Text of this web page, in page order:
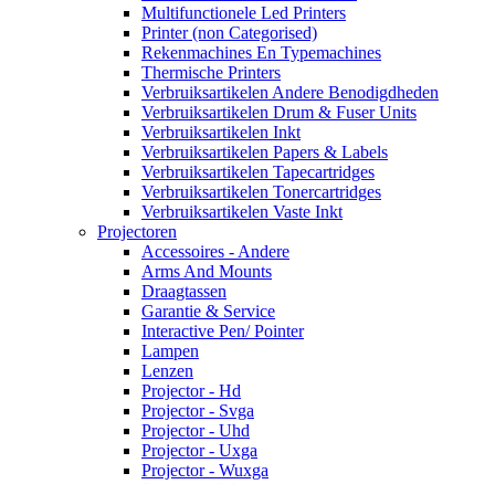
Multifunctionele Led Printers
Printer (non Categorised)
Rekenmachines En Typemachines
Thermische Printers
Verbruiksartikelen Andere Benodigdheden
Verbruiksartikelen Drum & Fuser Units
Verbruiksartikelen Inkt
Verbruiksartikelen Papers & Labels
Verbruiksartikelen Tapecartridges
Verbruiksartikelen Tonercartridges
Verbruiksartikelen Vaste Inkt
Projectoren
Accessoires - Andere
Arms And Mounts
Draagtassen
Garantie & Service
Interactive Pen/ Pointer
Lampen
Lenzen
Projector - Hd
Projector - Svga
Projector - Uhd
Projector - Uxga
Projector - Wuxga